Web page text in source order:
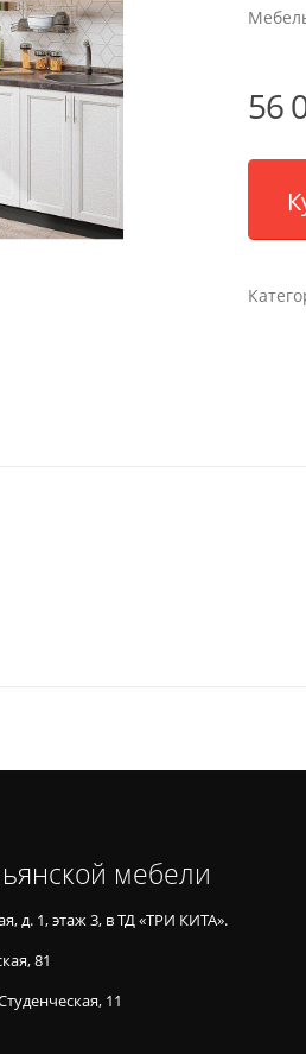
56
мебели
д. 1, этаж 3, в ТД «ТРИ КИТА».
81
11